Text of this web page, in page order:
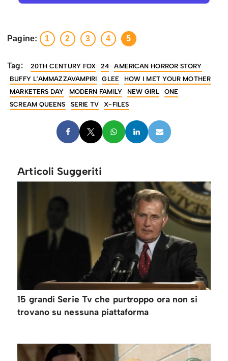
Pagine: 1 2 3 4 5
Tag: 20TH CENTURY FOX 24
AMERICAN HORROR STORY
BUFFY L'AMMAZZAVAMPIRI
GLEE
HOW I MET YOUR MOTHER
MARKETERS DAY
MODERN FAMILY NEW GIRL
ONE
SCREAM QUEENS
SERIE TV X-FILES
Articoli Suggeriti
15 grandi Serie Tv che purtroppo ora non si
trovano su nessuna piattaforma